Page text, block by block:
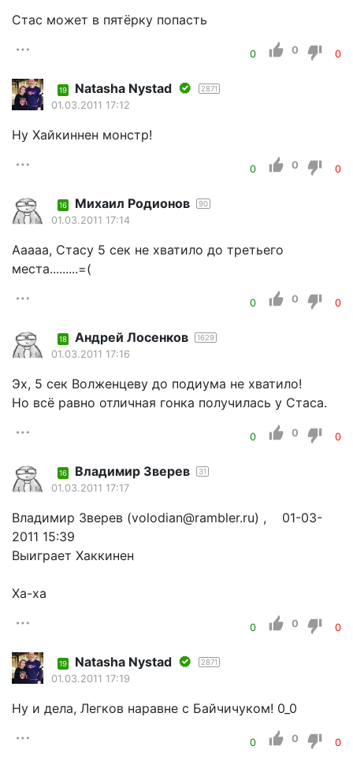
Стас может в пятёрку попасть
0 0 0
19 Natasha Nystad 2871
01.03.2011 17:12
Ну Хайкиннен монстр!
0 0 0
16 Михаил Родионов 90
01.03.2011 17:14
Ааааа, Стасу 5 сек не хватило до третьего
места.........=(
0 0 0
18 Андрей Лосенков 1629
01.03.2011 17:16
Эх, 5 сек Волженцеву до подиума не хватило!
Но всё равно отличная гонка получилась у Стаса.
0 0 0
16 Владимир Зверев 31
01.03.2011 17:17
Владимир Зверев (volodian@rambler.ru) , 01-03-
2011 15:39
Выиграет Хаккинен
Ха-ха
0 0 0
19 Natasha Nystad 2871
01.03.2011 17:19
Ну и дела, Легков наравне с Байчичуком! 0_0
0 0 0